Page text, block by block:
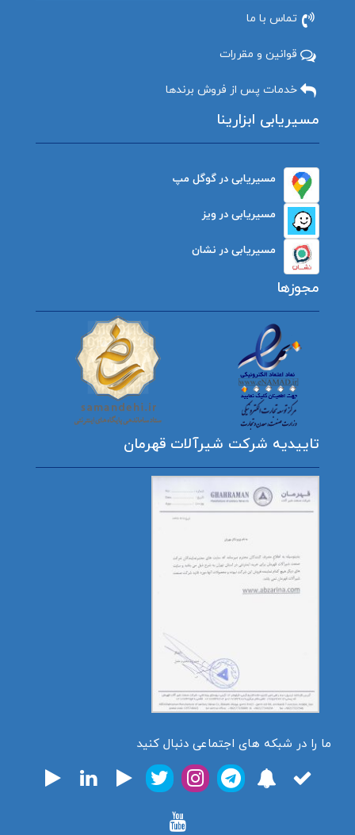
تماس با ما
قوانین و مقررات
خدمات پس از فروش برندها
مسیریابی ابزارینا
مسیریابی در گوگل مپ
مسیریابی در ویز
مسیریابی در نشان
مجوزها
تاییدیه شرکت شیرآلات قهرمان
ما را در شبکه های اجتماعی دنبال کنید